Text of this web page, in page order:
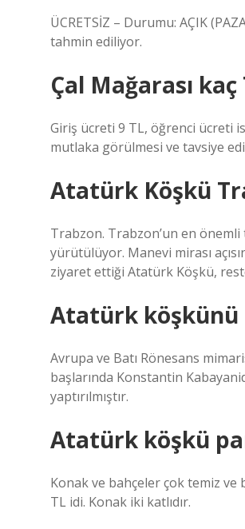
ÜCRETSİZ – Durumu: AÇIK
tahmin ediliyor.
Çal Mağarası kaç
Giriş ücreti 9 TL, öğrenci ücreti
mutlaka görülmesi ve tavsiye
Atatürk Köşkü
Trabzon. Trabzon’un en
yürütülüyor. Manevi mirası
ziyaret ettiği Atatürk Köşkü,
Atatürk köşkünü
Avrupa ve Batı Rönesans
başlarında Konstantin
yaptırılmıştır.
Atatürk köşkü
Konak ve bahçeler çok temiz ve
TL idi. Konak iki katlıdır.